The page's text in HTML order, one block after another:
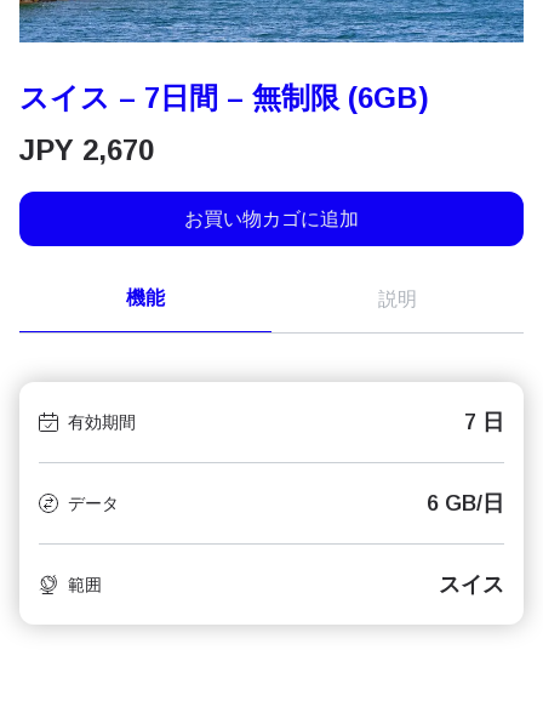
スイス – 7日間 – 無制限 (6GB)
JPY 2,670
お買い物カゴに追加
機能 説明
有効期間 7 日
データ 6 GB/日
範囲 スイス